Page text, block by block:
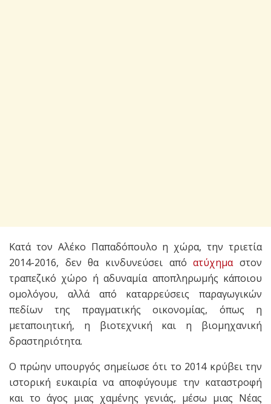
Κατά τον Αλέκο Παπαδόπουλο η χώρα, την τριετία
2014-2016, δεν θα κινδυνεύσει απόατύχημαστον
τραπεζικό χώρο ή αδυναμία αποπληρωμής κάποιου
ομολόγου, αλλά από καταρρεύσεις παραγωγικών
πεδίων της πραγματικής οικονομίας, όπως η
μεταποιητική, η βιοτεχνική και η βιομηχανική
δραστηριότητα.
Ο πρώην υπουργός σημείωσε ότι το 2014 κρύβει την
ιστορική ευκαιρία να αποφύγουμε την καταστροφή
και το άγος μιας χαμένης γενιάς, μέσω μιας Νέας